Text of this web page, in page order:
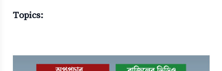
Topics: